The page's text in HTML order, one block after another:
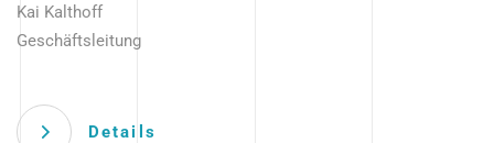
Kai Kalthoff
Geschäftsleitung
Details